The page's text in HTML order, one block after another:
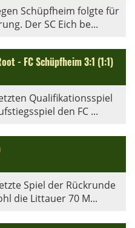
Schüpfheim folgte für
Der SC Eich be...
- FC Schüpfheim 3:1 (1:1)
Qualifikationsspiel
den FC ...
Spiel der Rückrunde
die Littauer 70 M...